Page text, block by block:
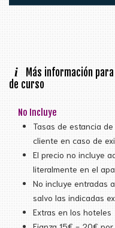
i
Más información
de curso
No Incluye
Tasas de estancia
cliente en caso de
El precio no incluye
literalmente en el
No incluye entradas
salvo las indicadas
Extras en los hoteles